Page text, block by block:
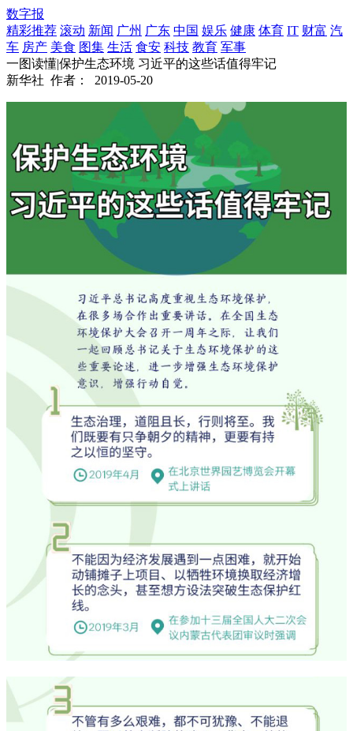
数字报
精彩推荐 滚动 新闻 广州 广东 中国 娱乐 健康 体育 IT 财富 汽
车 房产 美食 图集 生活 食安 科技 教育 军事
一图读懂|保护生态环境 习近平的这些话值得牢记
新华社 作者： 2019-05-20